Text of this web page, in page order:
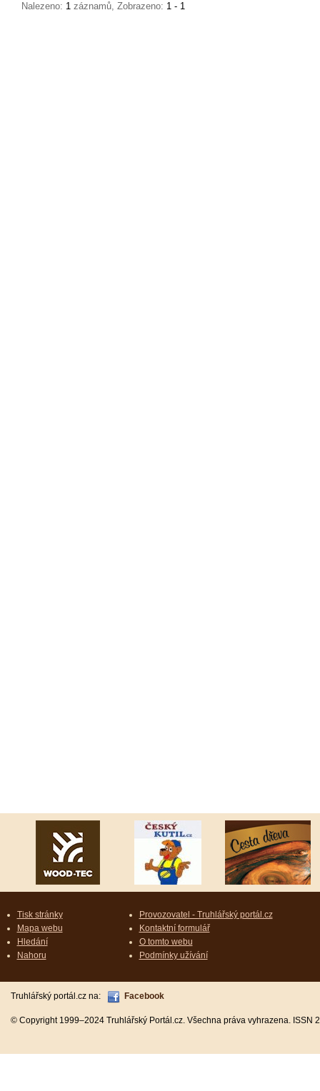
Nalezeno: 1 záznamů, Zobrazeno: 1 - 1
Tisk stránky
Mapa webu
Hledání
Nahoru
Provozovatel - Truhlářský portál.cz
Kontaktní formulář
O tomto webu
Podmínky užívání
Truhlářský portál.cz na: Facebook
© Copyright 1999–2024 Truhlářský Portál.cz. Všechna práva vyhrazena.